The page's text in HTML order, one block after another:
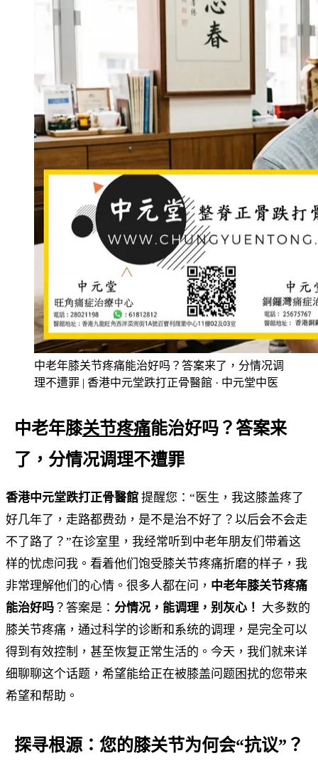
中老年膝关节疼痛能治好吗？答案来了，分情况调
理不遭罪 | 香港中元堂跌打正骨醫館 · 中元堂中医
中老年膝关节疼痛能治好吗？答案来
了，分情况调理不遭罪
香港中元堂跌打正骨醫館 提醒您：“医生，我这膝盖疼了
好几年了，走路都费劲，是不是治不好了？以后会不会走
不了路了？”在诊室里，我经常听到中老年朋友们带着这
样的忧虑问我。看着他们饱受膝关节疼痛折磨的样子，我
非常理解他们的心情。很多人都在问， 中老年膝关节疼痛
能治好吗 ？答案是： 分情况，能调理，别灰心！ 大多数的
膝关节疼痛，通过科学的诊断和系统的调理，是完全可以
得到有效控制，甚至恢复正常生活的。今天，我们就来详
细聊聊这个话题，希望能给正在被膝盖问题困扰的您带来
希望和帮助。
探寻根源：您的膝关节为何会“抗议”？